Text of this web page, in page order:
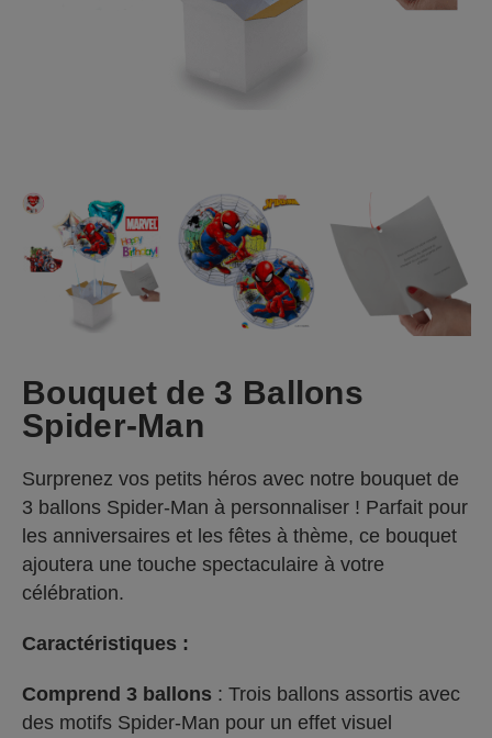
Bouquet de 3 Ballons
Spider-Man
Surprenez vos petits héros avec notre bouquet de
3 ballons Spider-Man à personnaliser ! Parfait pour
les anniversaires et les fêtes à thème, ce bouquet
ajoutera une touche spectaculaire à votre
célébration.
Caractéristiques :
Comprend 3 ballons : Trois ballons assortis avec
des motifs Spider-Man pour un effet visuel